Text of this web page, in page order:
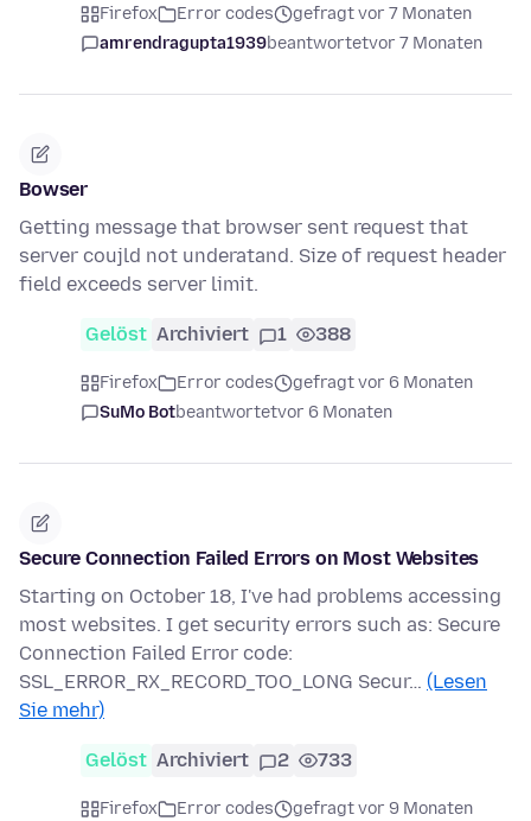
Firefox Error codes
gefragt vor 7 Monaten
amrendragupta1939beantwortetvor 7 Monaten
Bowser
Getting message that browser sent request that
server coujld not underatand. Size of request header
field exceeds server limit.
Gelöst Archiviert 1 388
Firefox Error codes
gefragt vor 6 Monaten
SuMo Botbeantwortetvor 6 Monaten
Secure Connection Failed Errors on Most Websites
Starting on October 18, I've had problems accessing
most websites. I get security errors such as: Secure
Connection Failed Error code:
SSL_ERROR_RX_RECORD_TOO_LONG Secur… (Lesen
Sie mehr)
Gelöst Archiviert 2 733
Firefox Error codes
gefragt vor 9 Monaten